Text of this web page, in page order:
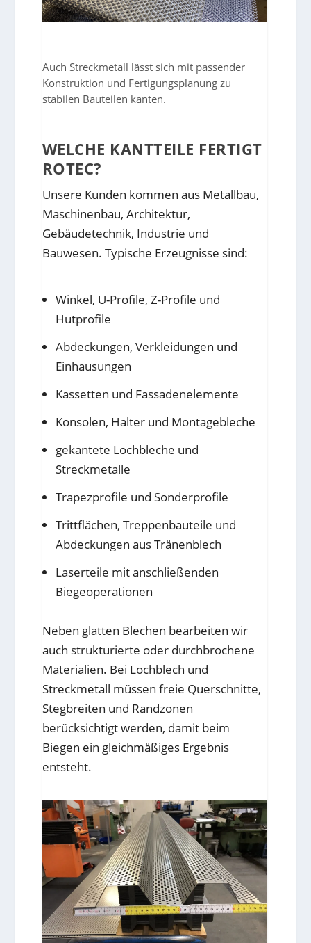
Auch Streckmetall lässt sich mit passender
Konstruktion und Fertigungsplanung zu
stabilen Bauteilen kanten.
WELCHE KANTTEILE FERTIGT
ROTEC?
Unsere Kunden kommen aus Metallbau,
Maschinenbau, Architektur,
Gebäudetechnik, Industrie und
Bauwesen. Typische Erzeugnisse sind:
Winkel, U-Profile, Z-Profile und
Hutprofile
Abdeckungen, Verkleidungen und
Einhausungen
Kassetten und Fassadenelemente
Konsolen, Halter und Montagebleche
gekantete Lochbleche und
Streckmetalle
Trapezprofile und Sonderprofile
Trittflächen, Treppenbauteile und
Abdeckungen aus Tränenblech
Laserteile mit anschließenden
Biegeoperationen
Neben glatten Blechen bearbeiten wir
auch strukturierte oder durchbrochene
Materialien. Bei Lochblech und
Streckmetall müssen freie Querschnitte,
Stegbreiten und Randzonen
berücksichtigt werden, damit beim
Biegen ein gleichmäßiges Ergebnis
entsteht.